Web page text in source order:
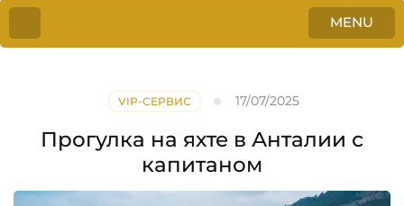
MENU
VIP-СЕРВИС 17/07/2025
Прогулка на яхте в Анталии с
капитаном